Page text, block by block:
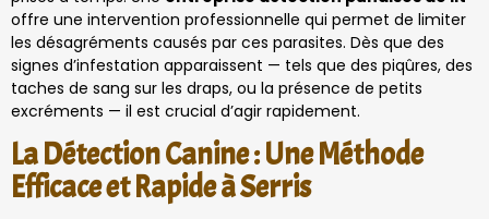
offre une intervention professionnelle qui permet de limiter
les désagréments causés par ces parasites. Dès que des
signes d’infestation apparaissent — tels que des piqûres, des
taches de sang sur les draps, ou la présence de petits
excréments — il est crucial d’agir rapidement.
La Détection Canine : Une Méthode
Efficace et Rapide à Serris